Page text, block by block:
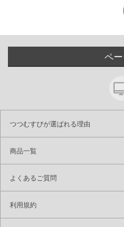
ペ
つつむすびが選ばれる理由
商品一覧
よくあるご質問
利用規約